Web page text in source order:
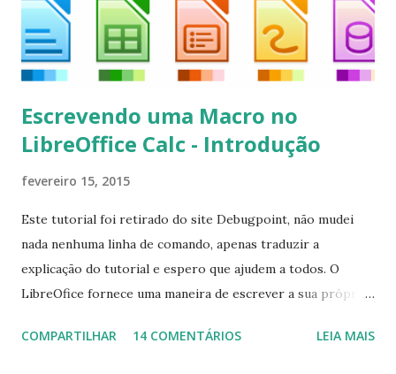
Escrevendo uma Macro no
LibreOffice Calc - Introdução
fevereiro 15, 2015
Este tutorial foi retirado do site Debugpoint, não mudei
nada nenhuma linha de comando, apenas traduzir a
explicação do tutorial e espero que ajudem a todos. O
LibreOfice fornece uma maneira de escrever a sua própria
aplicativo de escritório. Você pode usar Python ou Basic
COMPARTILHAR 14 COMENTÁRIOS LEIA MAIS